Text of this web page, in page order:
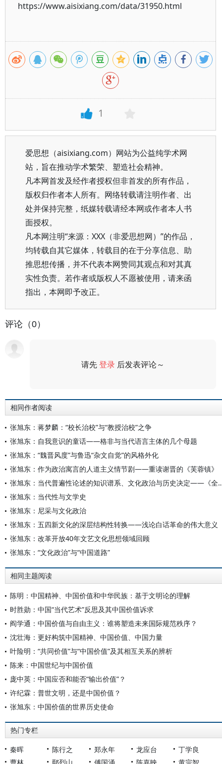
https://www.aisixiang.com/data/31950.html
1
爱思想（aisixiang.com）网站为公益纯学术网
站，旨在推动学术繁荣、塑造社会精神。
凡本网首发及经作者授权但非首发的所有作品，
版权归作者本人所有。网络转载请注明作者、出
处并保持完整，纸媒转载请经本网或作者本人书
面授权。
凡本网注明“来源：XXX（非爱思想网）”的作品，
均转载自其它媒体，转载目的在于分享信息、助
推思想传播，并不代表本网赞同其观点和对其真
实性负责。若作者或版权人不愿被使用，请来函
指出，本网即予改正。
评论（0）
请先登录 后发表评论～
相同作者阅读
张旭东：蒋梦麟：“校长治校”与“教授治校”之争
张旭东：自我意识的童话——格非与当代语言主体的几个母题
张旭东：“魏晋风度”与鲁迅“杂文自觉”的风格外化
张旭东：作为政治寓言的人道主义情节剧——重读谢晋的《芙蓉镇》
张旭东：当代普遍性论述的知识谱系、文
张旭东：当代性与文学史
张旭东：尼采与文化政治
张旭东：五四新文化的深层结构性转换——浅论白话革命的伟大意义
张旭东：改革开放40年文艺文化思想领域回顾
张旭东：“文化政治”与“中国道路”
相同主题阅读
陈明：中国精神、中国价值和中华民族：基于文明论的理解
时胜勋：中国“当代艺术”反思及其中国价值诉求
阎学通：中国价值与自由主义：谁将塑造未来国际规范秩序？
沈壮海：更好构筑中国精神、中国价值、中国力量
叶险明：“共同价值”与“中国价值”及其相互关系的辨析
陈来：中国世纪与中国价值
庞中英：中国应否和能否“输出价值”？
许纪霖：普世文明，还是中国价值？
张旭东：中国价值的世界历史使命
热门专栏
秦晖 陈行之 郑永年 龙应台
丁学良